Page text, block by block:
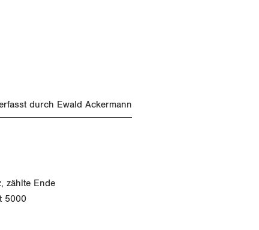
durch Ewald Ackermann
zählte Ende
5000